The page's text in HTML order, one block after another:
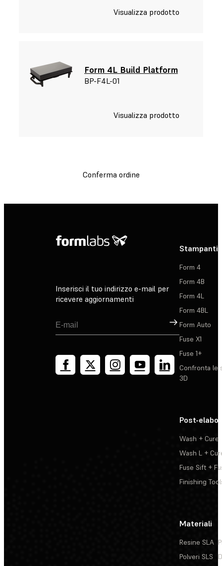
Visualizza prodotto
Form 4L Build Platform
BP-F4L-01
Visualizza prodotto
Conferma ordine
Inserisci il tuo indirizzo e-mail per
ricevere aggiornamenti
Registrati
Stampanti
Form 4
Form 4B
Form 4L
Form 4BL
Form Auto
Fuse X1
Fuse 1+
Confronta le
3D
Post-
Wash + Cure
Wash L +
Fuse Sift +
Finishing
Materiali
Resine SLA
Polveri SLS